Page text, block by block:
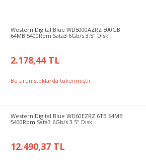
Western Digital Blue WD5000AZRZ 500GB
64MB 5400Rpm Sata3 6Gb/s 3.5" Disk
2.178,44 TL
Bu ürün stoklarda tükenmiştir.
Western Digital Blue WD60EZRZ 6TB 64MB
5400Rpm Sata3 6Gb/s 3.5" Disk
12.490,37 TL